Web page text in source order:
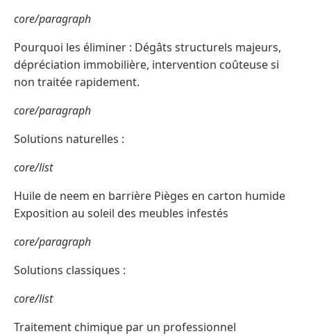
core/paragraph
Pourquoi les éliminer : Dégâts structurels majeurs,
dépréciation immobilière, intervention coûteuse si
non traitée rapidement.
core/paragraph
Solutions naturelles :
core/list
Huile de neem en barrière Pièges en carton humide
Exposition au soleil des meubles infestés
core/paragraph
Solutions classiques :
core/list
Traitement chimique par un professionnel